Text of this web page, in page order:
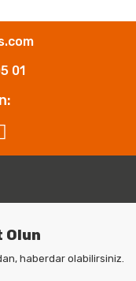
01
Olun
haberdar olabilirsiniz.